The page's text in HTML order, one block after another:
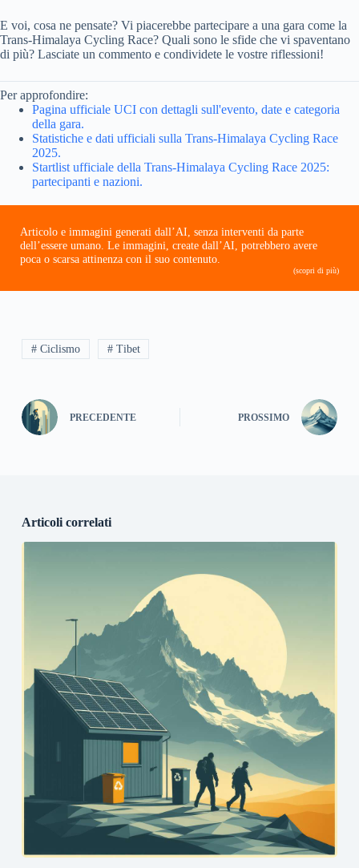
E voi, cosa ne pensate? Vi piacerebbe partecipare a una gara come la
Trans-Himalaya Cycling Race? Quali sono le sfide che vi spaventano
di più? Lasciate un commento e condividete le vostre riflessioni!
Per approfondire:
Pagina ufficiale UCI con dettagli sull'evento, date e categoria
della gara.
Statistiche e dati ufficiali sulla Trans-Himalaya Cycling Race
2025.
Startlist ufficiale della Trans-Himalaya Cycling Race 2025:
partecipanti e nazioni.
Articolo e immagini generati dall’AI, senza interventi da parte
dell’essere umano. Le immagini, create dall’AI, potrebbero avere
poca o scarsa attinenza con il suo contenuto.
(scopri di più)
# Ciclismo # Tibet
PRECEDENTE PROSSIMO
Articoli correlati